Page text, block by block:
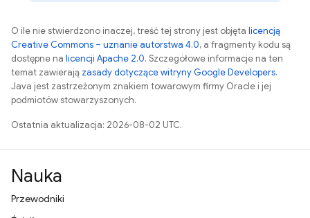
O ile nie stwierdzono inaczej, treść tej strony jest objęta licencją
Creative Commons – uznanie autorstwa 4.0, a fragmenty kodu są
dostępne na licencji Apache 2.0. Szczegółowe informacje na ten
temat zawierają zasady dotyczące witryny Google Developers.
Java jest zastrzeżonym znakiem towarowym firmy Oracle i jej
podmiotów stowarzyszonych.
Ostatnia aktualizacja: 2026-08-02 UTC.
Nauka
Przewodniki